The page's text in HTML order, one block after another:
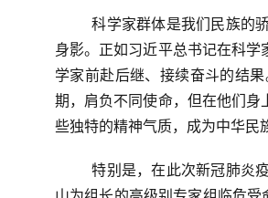
科学家群体是我们民族的
身影。正如习近平总书记在科
学家前赴后继、接续奋斗的结
期，肩负不同使命，但在他们
些独特的精神气质，成为中华民
特别是，在此次新冠肺炎